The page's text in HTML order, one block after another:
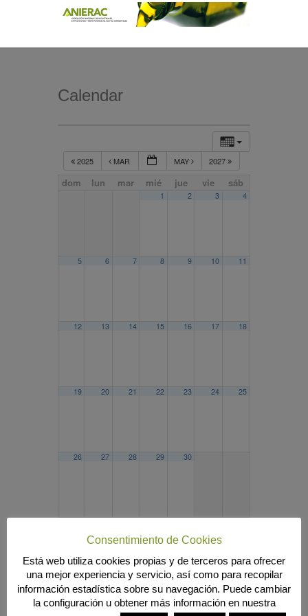
Calendar
2025 MAR MAY 2027
dom lun mar mié jue vie sáb
1 2 3 4
5 6 7 8 9 10 11
12 13 14 15 16 17 18
19 20 21 22 23 24 25
26 27 28 29 30
Búsqueda
MENÚ PRINCIPAL
Consentimiento de Cookies
Está web utiliza cookies propias y de terceros para ofrecer
una mejor experiencia y servicio, así como para recopilar
información estadística sobre su navegación. Puede cambiar
la configuración u obtener más información en nuestra